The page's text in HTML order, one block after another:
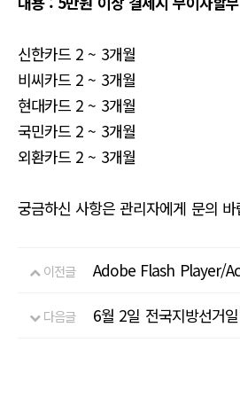
신한카드 2 ~ 3개월
비씨카드 2 ~ 3개월
현대카드 2 ~ 3개월
국민카드 2 ~ 3개월
외환카드 2 ~ 3개월
궁금하신 사항은 관리자에게 문의 바
이전글 Adobe Flash Player/
다음글 6월 2일 전국지방선거